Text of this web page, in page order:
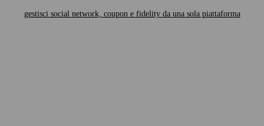
gestisci social network, coupon e fidelity da una sola piattaforma